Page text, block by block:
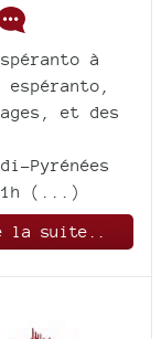
à
espéranto,
et des
Pyrénées
(...)
la suite..